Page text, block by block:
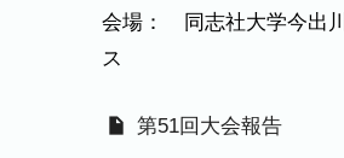
会場： 同志社大学今出
ス
第51回大会報告